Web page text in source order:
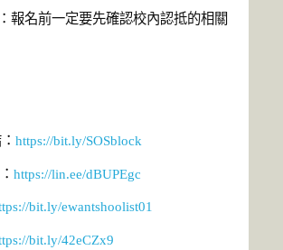
報名前一定要先確認校內認抵的相關
：https://bit.ly/SOSblock
https://lin.ee/dBUPEgc
bit.ly/ewantshoolist01
bit.ly/42eCZx9